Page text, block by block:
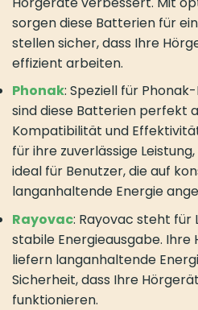
sorgen diese Batterien für
stellen sicher, dass Ihre
effizient arbeiten.
Phonak: Speziell für
sind diese Batterien perfekt
Kompatibilität und
für ihre zuverlässige
ideal für Benutzer, die auf
langanhaltende Energie
Rayovac: Rayovac steht für
stabile Energieausgabe.
liefern langanhaltende
Sicherheit, dass Ihre
funktionieren.